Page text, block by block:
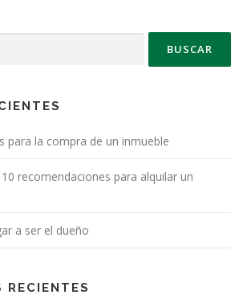
para la compra de un inmueble
recomendaciones para alquilar un
a ser el dueño
RECIENTES